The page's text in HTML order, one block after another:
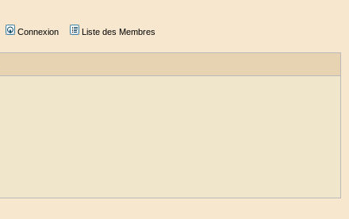
Connexion Liste des Membres